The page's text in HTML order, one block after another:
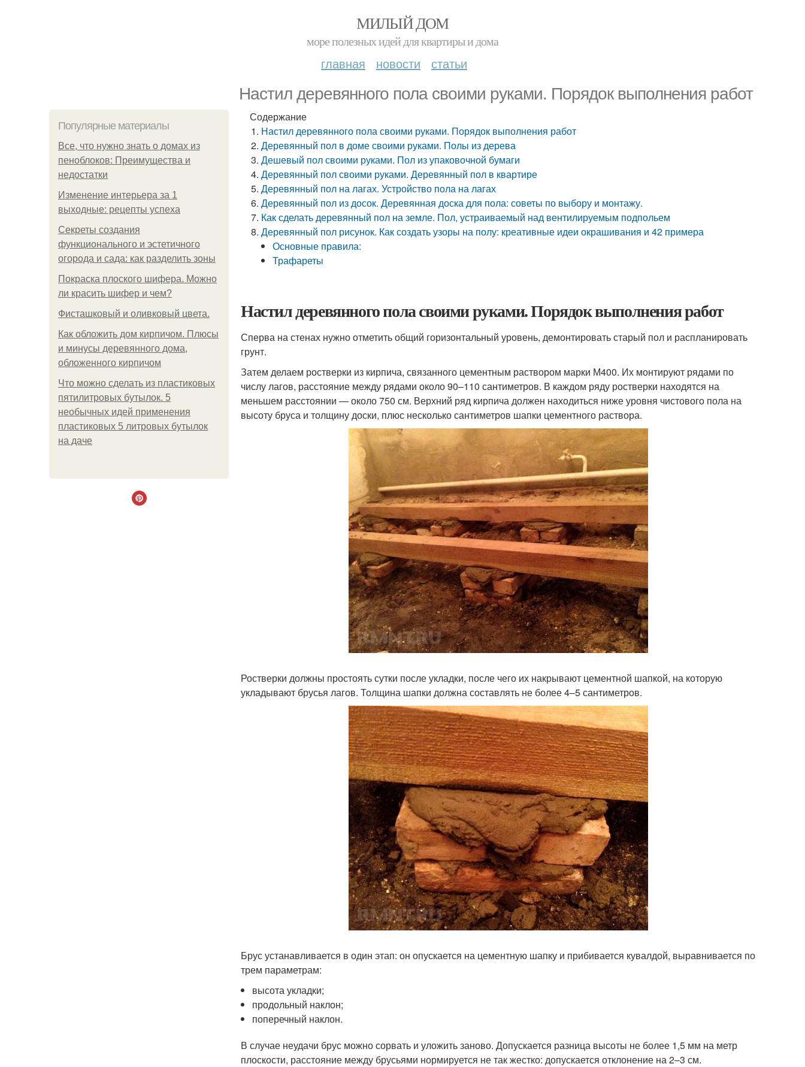
МИЛЫЙ ДОМ
море полезных идей для квартиры и дома
главная новости статьи
Настил деревянного пола своими руками. Порядок выполнения работ
Популярные материалы
Все, что нужно знать о домах из
пеноблоков: Преимущества и
недостатки
Изменение интерьера за 1
выходные: рецепты успеха
Секреты создания
функционального и эстетичного
огорода и сада: как разделить зоны
Покраска плоского шифера. Можно
ли красить шифер и чем?
Фисташковый и оливковый цвета.
Как обложить дом кирпичом. Плюсы
и минусы деревянного дома,
обложенного кирпичом
Что можно сделать из пластиковых
пятилитровых бутылок. 5
необычных идей применения
пластиковых 5 литровых бутылок
на даче
Содержание
Настил деревянного пола своими руками. Порядок выполнения работ
Деревянный пол в доме своими руками. Полы из дерева
Дешевый пол своими руками. Пол из упаковочной бумаги
Деревянный пол своими руками. Деревянный пол в квартире
Деревянный пол на лагах. Устройство пола на лагах
Деревянный пол из досок. Деревянная доска для пола: советы по выбору и монтажу.
Как сделать деревянный пол на земле. Пол, устраиваемый над вентилируемым подпольем
Деревянный пол рисунок. Как создать узоры на полу: креативные идеи окрашивания и 42 примера
Основные правила:
Трафареты
Настил деревянного пола своими руками. Порядок выполнения работ
Сперва на стенах нужно отметить общий горизонтальный уровень, демонтировать старый пол и распланировать
грунт.
Затем делаем ростверки из кирпича, связанного цементным раствором марки М400. Их монтируют рядами по
числу лагов, расстояние между рядами около 90–110 сантиметров. В каждом ряду ростверки находятся на
меньшем расстоянии — около 750 см. Верхний ряд кирпича должен находиться ниже уровня чистового пола на
высоту бруса и толщину доски, плюс несколько сантиметров шапки цементного раствора.
Ростверки должны простоять сутки после укладки, после чего их накрывают цементной шапкой, на которую
укладывают брусья лагов. Толщина шапки должна составлять не более 4–5 сантиметров.
Брус устанавливается в один этап: он опускается на цементную шапку и прибивается кувалдой, выравнивается по
трем параметрам:
высота укладки;
продольный наклон;
поперечный наклон.
В случае неудачи брус можно сорвать и уложить заново. Допускается разница высоты не более 1,5 мм на метр
плоскости, расстояние между брусьями нормируется не так жестко: допускается отклонение на 2–3 см.